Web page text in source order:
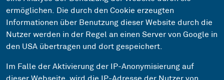
ermöglichen. Die durch den Cookie erzeugten
Informationen über Benutzung dieser Website durch die
Nutzer werden in der Regel an einen Server von Google in
den USA übertragen und dort gespeichert.
Im Falle der Aktivierung der IP-Anonymisierung auf